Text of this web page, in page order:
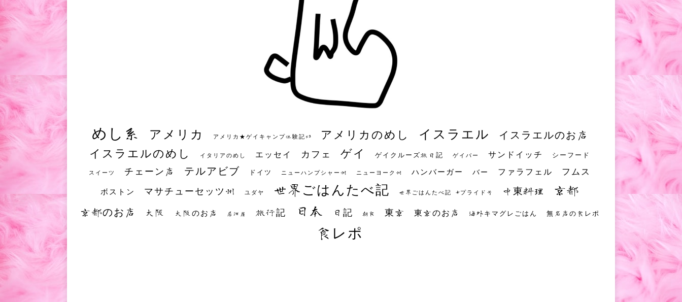
めし系 アメリカ アメリカ★ゲイキャンプ体験記S3 アメリカのめし イスラエル イスラエルのお店
イスラエルのめし イタリアのめし エッセイ カフェ ゲイ ゲイクルーズ旅日記 ゲイバー サンドイッチ シーフード
スイーツ チェーン店 テルアビブ ドイツ ニューハンプシャー州 ニューヨーク州 ハンバーガー バー ファラフェル フムス
ボストン マサチューセッツ州 ユダヤ 世界ごはんたべ記 世界ごはんたべ記 #プライド号 中東料理 京都
京都のお店 大阪 大阪のお店 居酒屋 旅行記 日本 日記 朝食 東京 東京のお店 海外キマグレごはん 無名店の食レポ
食レポ